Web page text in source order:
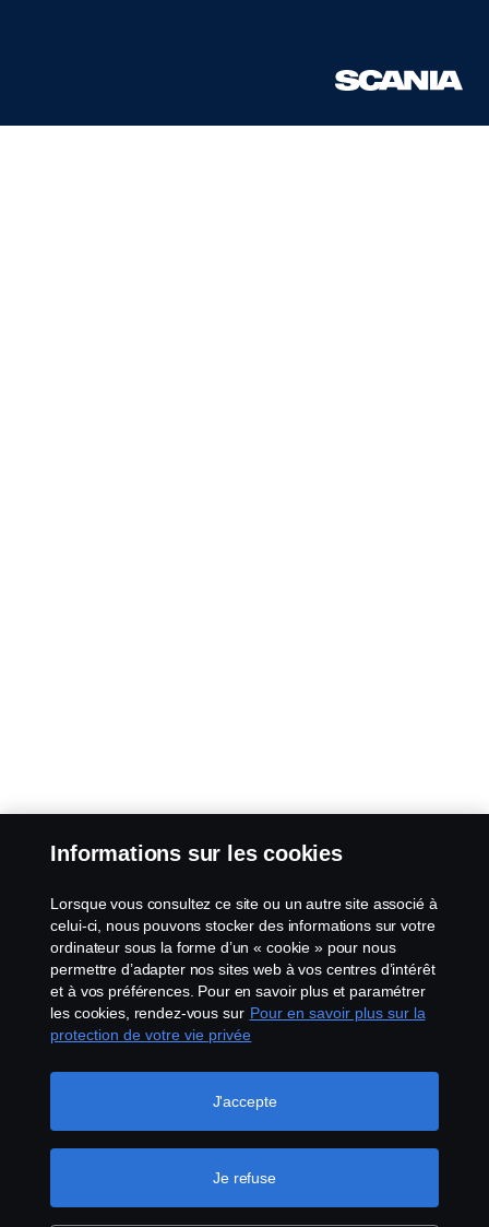
Informations sur les cookies
Lorsque vous consultez ce site ou un autre site associé à
celui-ci, nous pouvons stocker des informations sur votre
ordinateur sous la forme d’un « cookie » pour nous
permettre d’adapter nos sites web à vos centres d’intérêt
et à vos préférences. Pour en savoir plus et paramétrer
les cookies, rendez-vous sur Pour en savoir plus sur la
protection de votre vie privée
Je refuse
J'accepte